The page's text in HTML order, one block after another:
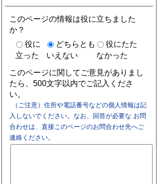
このページの情報は役に立ちました
か？
役に
立った
どちらとも
いえない
役にたた
なかった
このページに関してご意見がありまし
たら、500文字以内でご記入くださ
い。
（ご注意）住所や電話番号などの個人情報は記
入しないでください。なお、回答が必要な お問
合わせは、直接このページのお問合わせ先へご
連絡ください。